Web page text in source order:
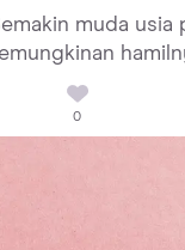
muda usia
0